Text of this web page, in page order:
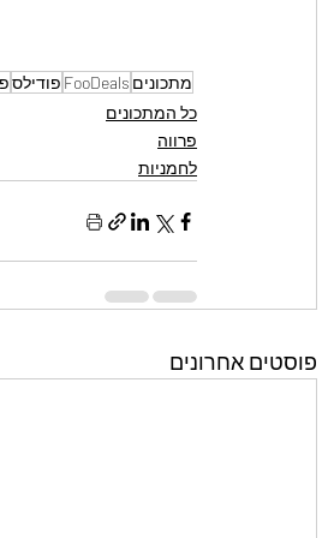
מתכונים FooDeals פודילס
כל המתכונים
פרווה
לחמניות
פוסטים אחרונים